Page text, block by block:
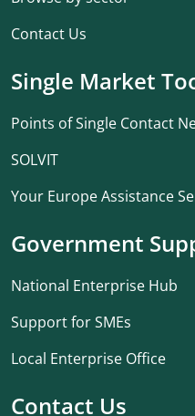
Contact Us
Single Market
Points of Single Contact
SOLVIT
Your Europe Assistance
Government
National Enterprise Hub
Support for SMEs
Local Enterprise Office
Contact Us